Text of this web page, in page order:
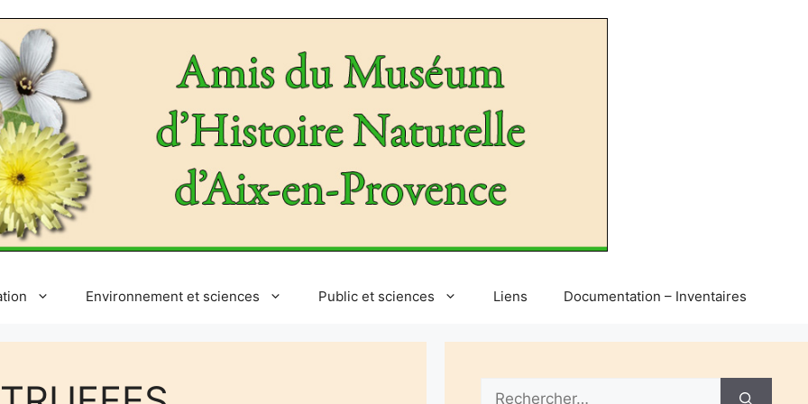
Environnement et sciences Public et sciences Liens Documentation – Inventaires
Rechercher :